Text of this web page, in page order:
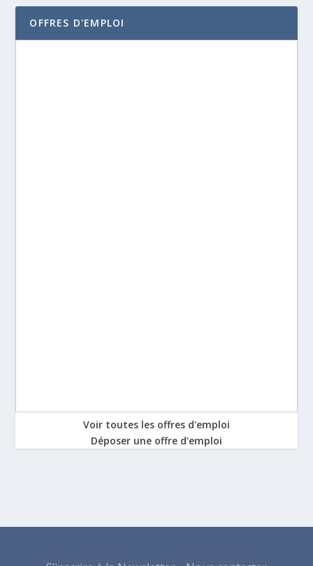
OFFRES D'EMPLOI
Voir toutes les offres d'emploi
Déposer une offre d'emploi